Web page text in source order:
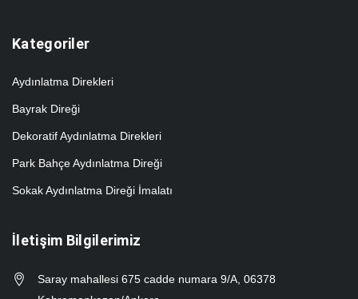
Kategoriler
Aydınlatma Direkleri
Bayrak Direği
Dekoratif Aydınlatma Direkleri
Park Bahçe Aydınlatma Direği
Sokak Aydınlatma Direği İmalatı
İletişim Bilgilerimiz
Saray mahallesi 675 cadde numara 9/A, 06378